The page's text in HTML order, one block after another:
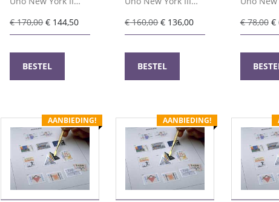
€170,00Oorspronkelijke
prijs
€ 170,00.
€ 144,50Huidige
prijs
BESTEL
€160,00Oorspronkelijke
prijs
€ 160,00.
€ 136,00Huidige
prijs
BESTEL
€78,00
€
€
AANBIEDING! AANBIEDING!